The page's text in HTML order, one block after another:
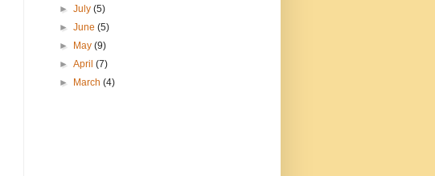
►July(5)
►June(5)
►
May(9)
►April(7)
►
March(4)